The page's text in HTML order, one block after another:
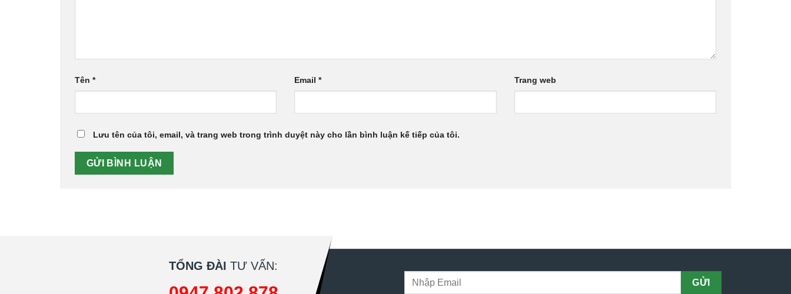
Tên * Email* Trang web
Lưu tên của tôi, email, và trang web trong trình duyệt này cho lần bình luận kế tiếp của tôi.
TỔNG ĐÀI TƯ VẤN: